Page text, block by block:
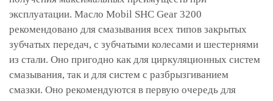
эксплуатации. Масло Mobil SHC Gear 3200
рекомендовано для смазывания всех типов закрытых
зубчатых передач, с зубчатыми колесами и шестернями
из стали. Оно пригодно как для циркуляционных систем
смазывания, так и для систем с разбрызгиванием
смазки. Оно рекомендуются в первую очередь для